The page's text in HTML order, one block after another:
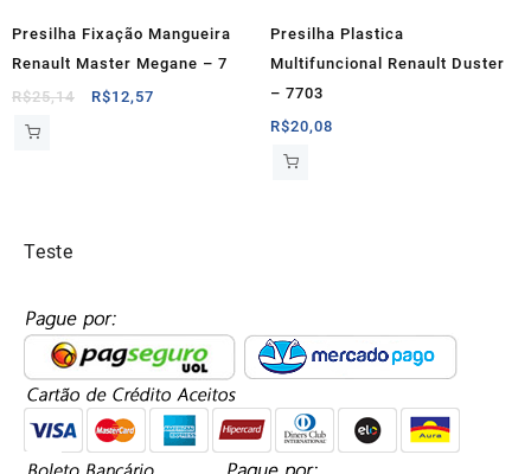
Presilha Fixação Mangueira
Renault Master Megane – 7
R$25,14
O
R$12,57
Presilha Plastica
Multifuncional Renault Duster
– 7703
R$20,08
Teste